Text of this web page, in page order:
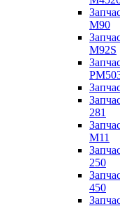
M90
M92S
281
M11
250
450